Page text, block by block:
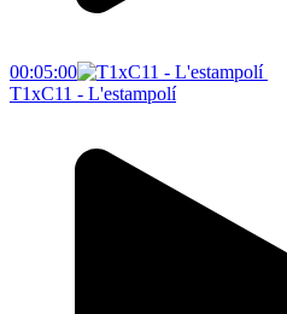
00:05:00
T1xC11 - L'estampolí